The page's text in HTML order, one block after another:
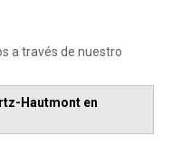
a través de nuestro
Hautmont en